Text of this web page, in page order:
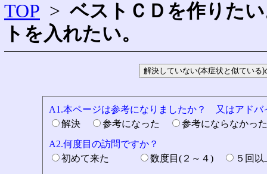
TOP > ベストＣＤを作りた
トを入れたい。
A1.本ページは参考になりましたか？ 又はアドバ
解決
参考になった
参考にならなか
A2.何度目の訪問ですか？
初めて来た
数度目(２～４) ５回